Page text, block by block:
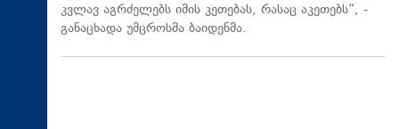
კვლავ აგრძელებს იმის კეთებას, რასაც აკეთებს“, -
განაცხადა უმცროსმა ბაიდენმა.